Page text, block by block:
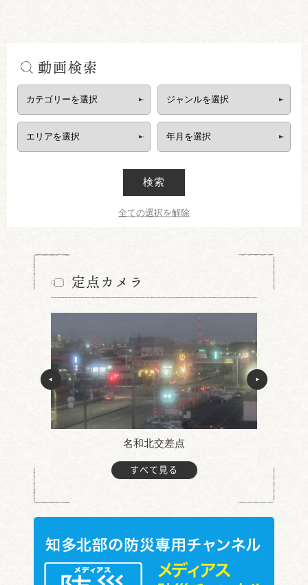
動画検索
検索
全ての選択を解除
定点カメラ
名和北交差点
すべて見る